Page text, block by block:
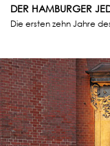
DER HAMBURGER
Die ersten zehn Jahre